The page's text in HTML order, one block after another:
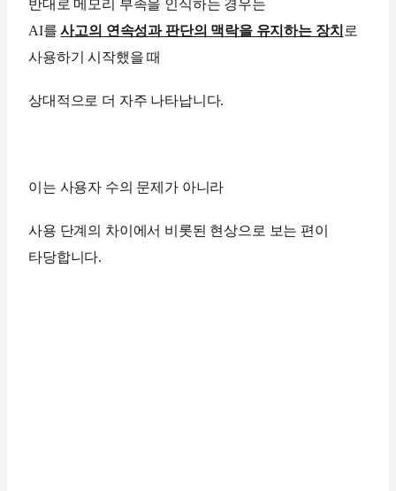
반대로 메모리 부족을 인식하는 경우는
AI를사고의 연속성과 판단의 맥락을 유지하는 장치 로
사용하기 시작했을 때
상대적으로 더 자주 나타납니다.
이는 사용자 수의 문제가 아니라
사용 단계의 차이에서 비롯된 현상으로 보는 편이
타당합니다.